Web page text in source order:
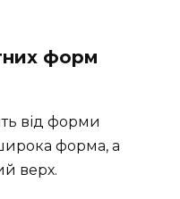
форм
від форми
форма, а
верх.